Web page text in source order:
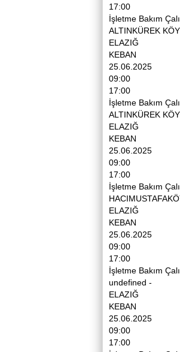
17:00
İşletme Bakım
ALTINKÜREK
ELAZIĞ
KEBAN
25.06.2025
09:00
17:00
İşletme Bakım
ALTINKÜREK
ELAZIĞ
KEBAN
25.06.2025
09:00
17:00
İşletme Bakım
ELAZIĞ
KEBAN
25.06.2025
09:00
17:00
İşletme Bakım
undefined -
ELAZIĞ
KEBAN
25.06.2025
09:00
17:00